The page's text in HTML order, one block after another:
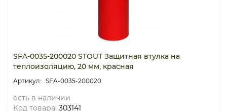
SFA-0035-200020 STOUT Защитная втулка на
теплоизоляцию, 20 мм, красная
SFA-0035-200020
есть в наличии
Код товара: 303141